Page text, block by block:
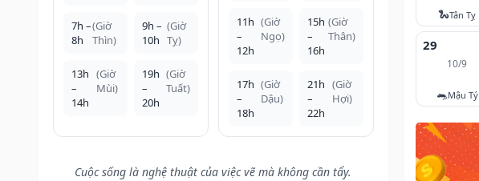
7h –
8h
(Giờ
Thìn)
9h –
10h
(Giờ
Tỵ)
13h
–
14h
(Giờ
Mùi)
19h
–
20h
(Giờ
Tuất)
11h
–
12h
(Giờ
Ngọ)
15h
–
16h
(Giờ
Thân)
17h
–
18h
(Giờ
Dậu)
21h
–
22h
(Giờ
Hợi)
Cuộc sống là nghệ thuật của việc vẽ mà không cần tẩy.
🐍Tân Tỵ
29
10/9
🐀Mậu Tý